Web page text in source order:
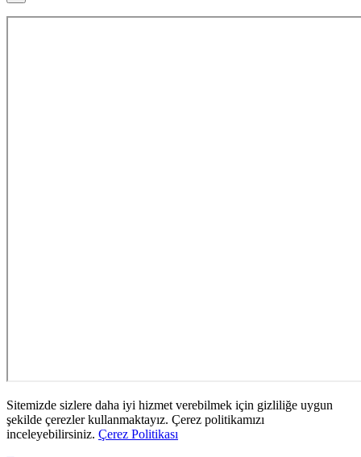
Sitemizde sizlere daha iyi hizmet verebilmek için gizliliğe uygun
şekilde çerezler kullanmaktayız. Çerez politikamızı
inceleyebilirsiniz. Çerez Politikası